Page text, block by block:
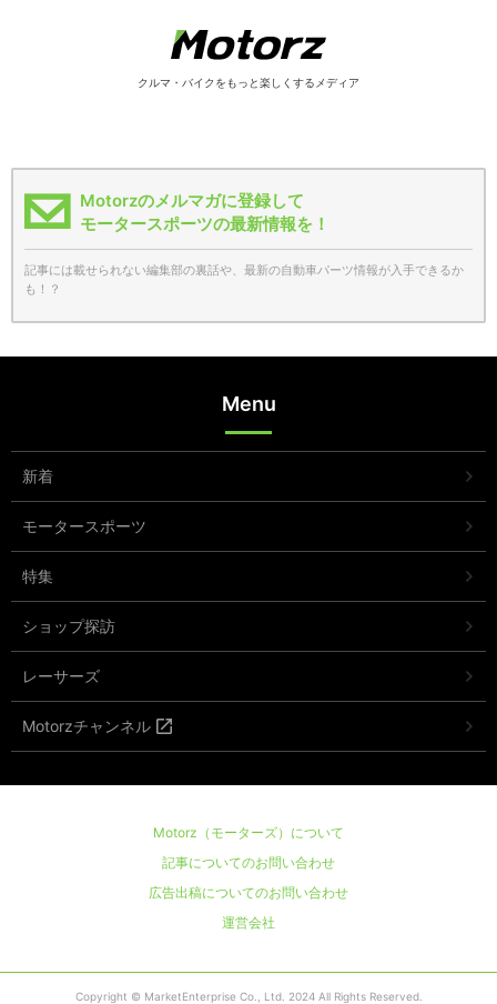
クルマ・バイクをもっと楽しくするメディア
Motorzのメルマガに登録して
モータースポーツの最新情報を！
記事には載せられない編集部の裏話や、最新の自動車パーツ情報が入手できるか
も！？
Menu
新着
モータースポーツ
特集
ショップ探訪
レーサーズ
Motorzチャンネル
Motorz（モーターズ）について
記事についてのお問い合わせ
広告出稿についてのお問い合わせ
運営会社
Copyright © MarketEnterprise Co., Ltd. 2024 All Rights Reserved.